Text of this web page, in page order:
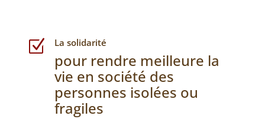
Z La solidarité
pour rendre meilleure la
vie en société des
personnes isolées ou
fragiles